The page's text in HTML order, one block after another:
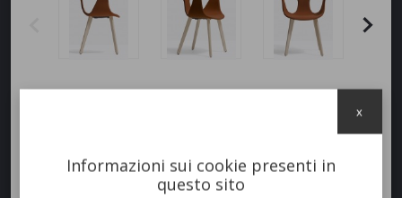
Informazioni sui cookie presenti in
questo sito
x